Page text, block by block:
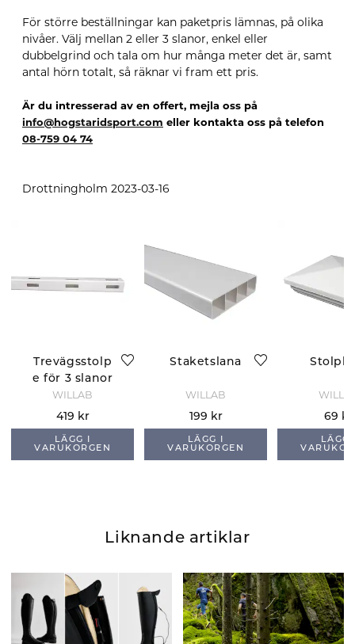
För större beställningar kan paketpris lämnas, på olika
nivåer. Välj mellan 2 eller 3 slanor, enkel eller
dubbelgrind och tala om hur många meter det är, samt
antal hörn totalt, så räknar vi fram ett pris.
Är du intresserad av en offert, mejla oss på
info@hogstaridsport.com eller kontakta oss på telefon
08-759 04 74
Drottningholm 2023-03-16
Trevägsstolp
e för 3 slanor
WILLAB
419 kr
LÄGG I
VARUKORGEN
Staketslana
WILLAB
199 kr
LÄGG I
VARUKORGEN
69 kr
LÄGG
Liknande artiklar